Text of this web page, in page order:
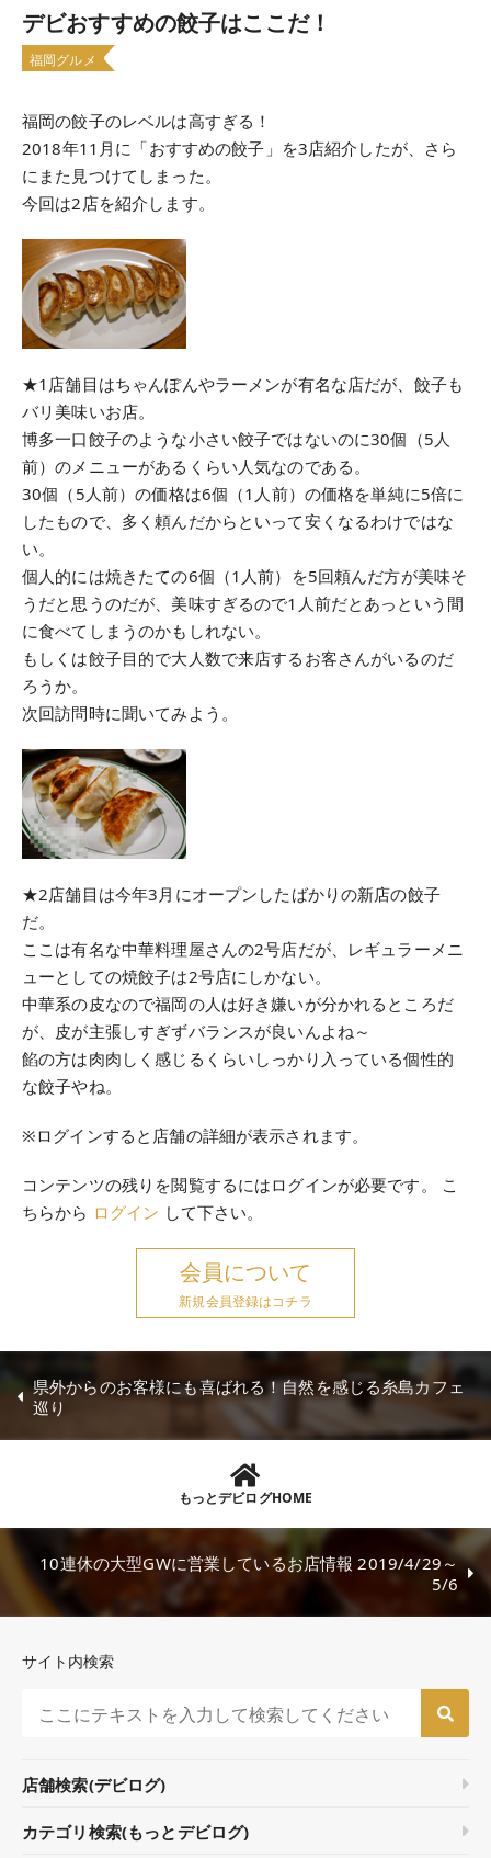
デビおすすめの餃子はここだ！
福岡グルメ
福岡の餃子のレベルは高すぎる！
2018年11月に「おすすめの餃子」を3店紹介したが、さら
にまた見つけてしまった。
今回は2店を紹介します。
★1店舗目はちゃんぽんやラーメンが有名な店だが、餃子も
バリ美味いお店。
博多一口餃子のような小さい餃子ではないのに30個（5人
前）のメニューがあるくらい人気なのである。
30個（5人前）の価格は6個（1人前）の価格を単純に5倍に
したもので、多く頼んだからといって安くなるわけではな
い。
個人的には焼きたての6個（1人前）を5回頼んだ方が美味そ
うだと思うのだが、美味すぎるので1人前だとあっという間
に食べてしまうのかもしれない。
もしくは餃子目的で大人数で来店するお客さんがいるのだ
ろうか。
次回訪問時に聞いてみよう。
★2店舗目は今年3月にオープンしたばかりの新店の餃子
だ。
ここは有名な中華料理屋さんの2号店だが、レギュラーメニ
ューとしての焼餃子は2号店にしかない。
中華系の皮なので福岡の人は好き嫌いが分かれるところだ
が、皮が主張しすぎずバランスが良いんよね～
餡の方は肉肉しく感じるくらいしっかり入っている個性的
な餃子やね。
※ログインすると店舗の詳細が表示されます。
コンテンツの残りを閲覧するにはログインが必要です。 こ
ちらから ログイン して下さい。
会員について
県外からのお客様にも喜ばれる！自然を感じる糸島カフェ
巡り
もっとデビログHOME
10連休の大型GWに営業しているお店情報 2019/4/29～
5/6
サイト内検索
店舗検索(デビログ)
カテゴリ検索(もっとデビログ)